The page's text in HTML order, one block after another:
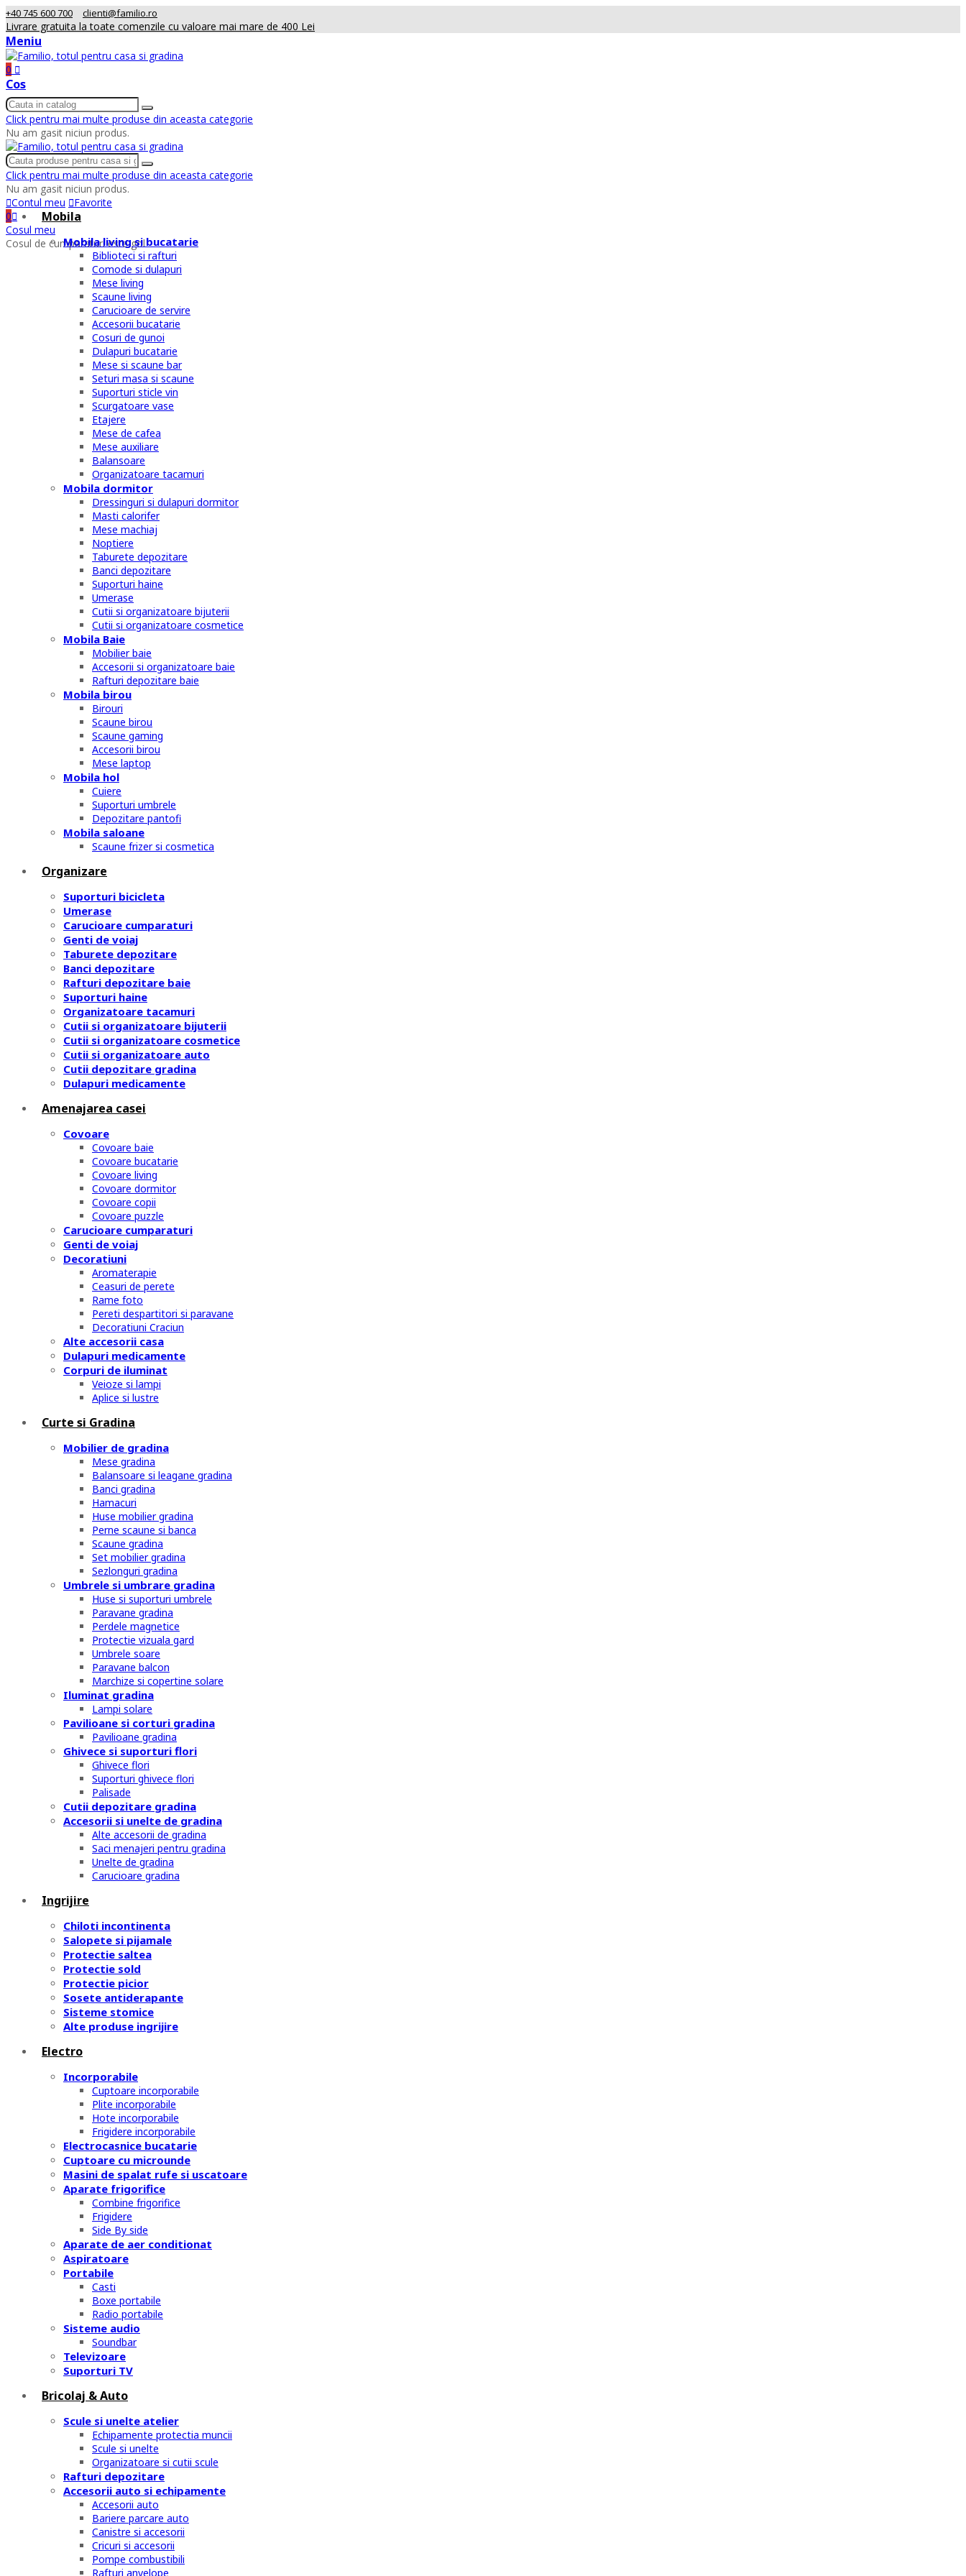
+40 745 600 700 clienti@familio.ro
Livrare gratuita la toate comenzile cu valoare mai mare de 400 Lei
Meniu
0
Cos
Click pentru mai multe produse din aceasta categorie
Nu am gasit niciun produs.
Click pentru mai multe produse din aceasta categorie
Nu am gasit niciun produs.
Contul meu
Favorite
0
Cosul meu
Cosul de cumparaturi este gol
Mobila
Mobila living si bucatarie
Biblioteci si rafturi
Comode si dulapuri
Mese living
Scaune living
Carucioare de servire
Accesorii bucatarie
Cosuri de gunoi
Dulapuri bucatarie
Mese si scaune bar
Seturi masa si scaune
Suporturi sticle vin
Scurgatoare vase
Etajere
Mese de cafea
Mese auxiliare
Balansoare
Organizatoare tacamuri
Mobila dormitor
Dressinguri si dulapuri dormitor
Masti calorifer
Mese machiaj
Noptiere
Taburete depozitare
Banci depozitare
Suporturi haine
Umerase
Cutii si organizatoare bijuterii
Cutii si organizatoare cosmetice
Mobila Baie
Mobilier baie
Accesorii si organizatoare baie
Rafturi depozitare baie
Mobila birou
Birouri
Scaune birou
Scaune gaming
Accesorii birou
Mese laptop
Mobila hol
Cuiere
Suporturi umbrele
Depozitare pantofi
Mobila saloane
Scaune frizer si cosmetica
Organizare
Suporturi bicicleta
Umerase
Carucioare cumparaturi
Genti de voiaj
Taburete depozitare
Banci depozitare
Rafturi depozitare baie
Suporturi haine
Organizatoare tacamuri
Cutii si organizatoare bijuterii
Cutii si organizatoare cosmetice
Cutii si organizatoare auto
Cutii depozitare gradina
Dulapuri medicamente
Amenajarea casei
Covoare
Covoare baie
Covoare bucatarie
Covoare living
Covoare dormitor
Covoare copii
Covoare puzzle
Carucioare cumparaturi
Genti de voiaj
Decoratiuni
Aromaterapie
Ceasuri de perete
Rame foto
Pereti despartitori si paravane
Decoratiuni Craciun
Alte accesorii casa
Dulapuri medicamente
Corpuri de iluminat
Veioze si lampi
Aplice si lustre
Curte si Gradina
Mobilier de gradina
Mese gradina
Balansoare si leagane gradina
Banci gradina
Hamacuri
Huse mobilier gradina
Perne scaune si banca
Scaune gradina
Set mobilier gradina
Sezlonguri gradina
Umbrele si umbrare gradina
Huse si suporturi umbrele
Paravane gradina
Perdele magnetice
Protectie vizuala gard
Umbrele soare
Paravane balcon
Marchize si copertine solare
Iluminat gradina
Lampi solare
Pavilioane si corturi gradina
Pavilioane gradina
Ghivece si suporturi flori
Ghivece flori
Suporturi ghivece flori
Palisade
Cutii depozitare gradina
Accesorii si unelte de gradina
Alte accesorii de gradina
Saci menajeri pentru gradina
Unelte de gradina
Carucioare gradina
Ingrijire
Chiloti incontinenta
Salopete si pijamale
Protectie saltea
Protectie sold
Protectie picior
Sosete antiderapante
Sisteme stomice
Alte produse ingrijire
Electro
Incorporabile
Cuptoare incorporabile
Plite incorporabile
Hote incorporabile
Frigidere incorporabile
Electrocasnice bucatarie
Cuptoare cu microunde
Masini de spalat rufe si uscatoare
Aparate frigorifice
Combine frigorifice
Frigidere
Side By side
Aparate de aer conditionat
Aspiratoare
Portabile
Casti
Boxe portabile
Radio portabile
Sisteme audio
Soundbar
Televizoare
Suporturi TV
Bricolaj & Auto
Scule si unelte atelier
Echipamente protectia muncii
Scule si unelte
Organizatoare si cutii scule
Rafturi depozitare
Accesorii auto si echipamente
Accesorii auto
Bariere parcare auto
Canistre si accesorii
Cricuri si accesorii
Pompe combustibili
Rafturi anvelope